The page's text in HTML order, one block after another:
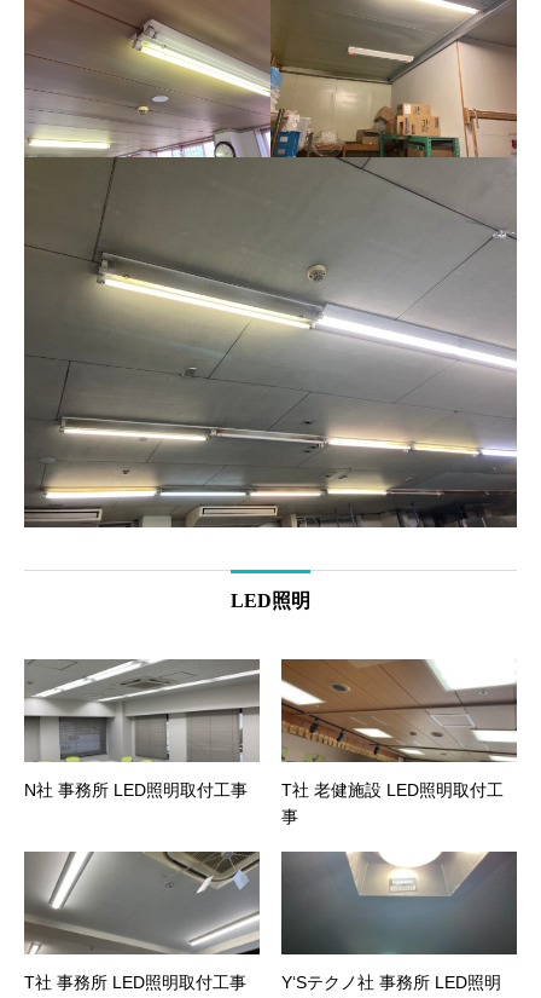
LED照明
N社 事務所 LED照明取付工事
T社 老健施設 LED照明取付工
事
T社 事務所 LED照明取付工事
Y‘Sテクノ社 事務所 LED照明